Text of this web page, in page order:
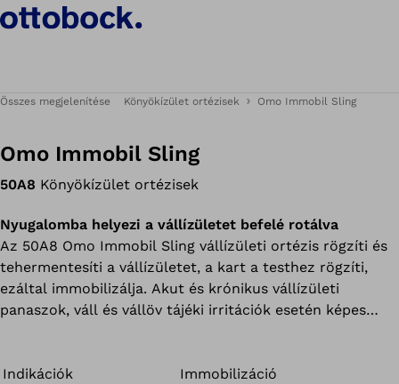
Összes megjelenítése Könyökízület ortézisek Omo Immobil Sling
Omo Immobil Sling
50A8 Könyökízület ortézisek
Nyugalomba helyezi a vállízületet befelé rotálva
Az 50A8 Omo Immobil Sling vállízületi ortézis rögzíti és
tehermentesíti a vállízületet, a kart a testhez rögzíti,
ezáltal immobilizálja. Akut és krónikus vállízületi
panaszok, váll és vállöv tájéki irritációk esetén képes
Indikációk
Immobilizáció